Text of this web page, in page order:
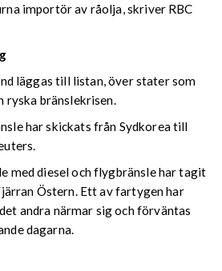
importör av råolja, skriver RBC
läggas till listan, över stater som
ryska bränslekrisen.
har skickats från Sydkorea till
med diesel och flygbränsle har tagit
Östern. Ett av fartygen har
andra närmar sig och förväntas
dagarna.